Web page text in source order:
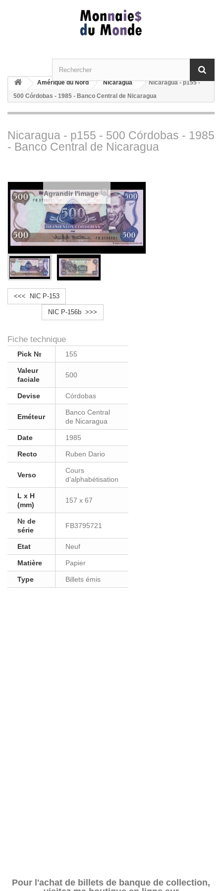
Amérique du Nord Nicaragua
Nicaragua - p155 -
500 Córdobas - 1985 - Banco Central de Nicaragua
Nicaragua - p155 - 500 Córdobas - 1985
- Banco Central de Nicaragua
Agrandir l'image
<<< NIC P-153
NIC P-156b >>>
Fiche technique
Pick № 155
Valeur
faciale
500
Devise Córdobas
Eméteur
Banco Central
de Nicaragua
Date 1985
Recto Ruben Dario
Verso
Cours
d’alphabétisation
L x H
(mm)
157 x 67
№ de
série
FB3795721
Etat Neuf
Matière Papier
Type Billets émis
Pour l'achat de billets de banque de collection,